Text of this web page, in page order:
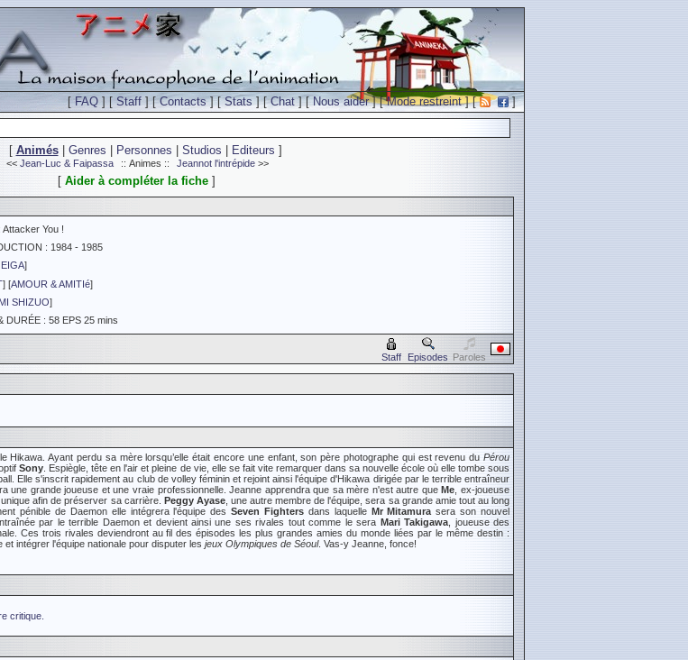
[FAQ ] [Staff ] [Contacts] [Stats] [Chat] [Nous aider] [Mode restreint] [ ]
[ Animés| Genres Personnes Studios Editeurs ]
<< Jean-Luc & Faipassa :: Animes :: Jeannot l'intrépide >>
[ Aider à compléter la fiche]
You !
: 1984 - 1985
]
] [AMOUR & AMITIé]
SHIZUO]
DURÉE : 58 EPS 25 mins
Staff Episodes Paroles
Hikawa. Ayant perdu sa mère lorsqu’elle était encore une enfant, son père photographe qui est revenu duPérou
Sony . Espiègle, tête en l'air et pleine de vie, elle se fait vite remarquer dans sa nouvelle école où elle tombe sous
Elle s'inscrit rapidement au club de volley féminin et rejoint ainsi l'équipe d'Hikawa dirigée par le terrible entraîneur
une grande joueuse et une vraie professionnelle. Jeanne apprendra que sa mère n'est autre queMe , ex-joueuse
afin de préserver sa carrière. Peggy Ayase, une autre membre de l'équipe, sera sa grande amie tout au long
pénible de Daemon elle intégrera l'équipe desSeven Fightersdans laquelle Mr Mitamura sera son nouvel
par le terrible Daemon et devient ainsi une ses rivales tout comme le sera Mari Takigawa , joueuse des
Ces trois rivales deviendront au fil des épisodes les plus grandes amies du monde liées par le même destin :
intégrer l'équipe nationale pour disputer les jeux Olympiques de Séoul. Vas-y Jeanne, fonce!
critique.